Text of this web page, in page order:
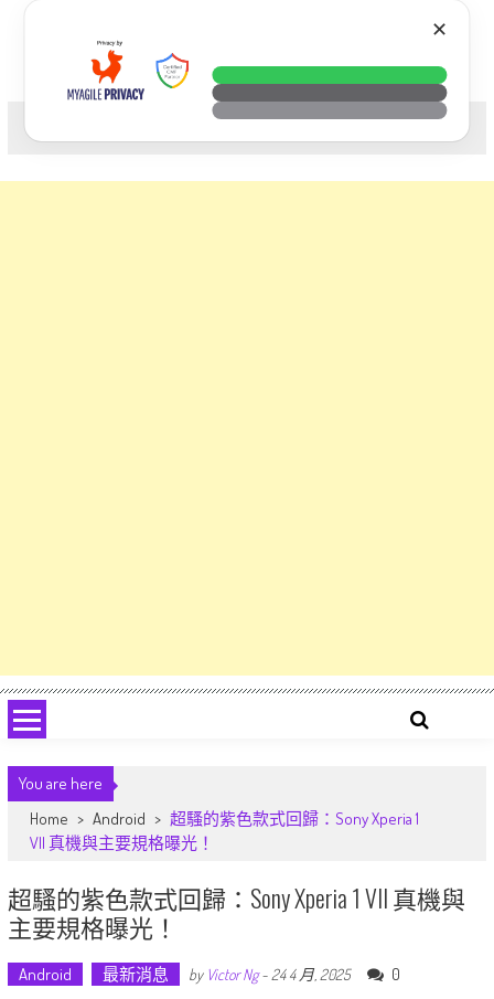
科技. 生活. 攝影.
You are here
Home > Android > 超騷的紫色款式回歸：Sony Xperia 1
VII 真機與主要規格曝光！
超騷的紫色款式回歸：Sony Xperia 1 VII 真機與
主要規格曝光！
Android 最新消息 by Victor Ng- 24 4 月, 2025 0
✕